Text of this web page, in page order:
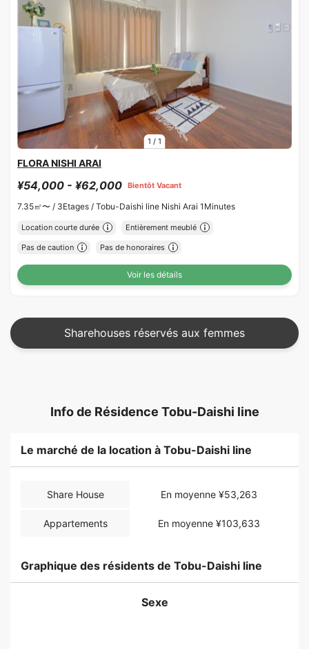
1 / 1
FLORA NISHI ARAI
¥54,000 - ¥62,000 Bientôt Vacant
7.35㎡〜 / 3Etages / Tobu-Daishi line Nishi Arai 1Minutes
Location courte durée Entièrement meublé
Pas de caution Pas de honoraires
Voir les détails
Sharehouses réservés aux femmes
Info de Résidence Tobu-Daishi line
Le marché de la location à Tobu-Daishi line
Share House En moyenne ¥53,263
Appartements En moyenne ¥103,633
Graphique des résidents de Tobu-Daishi line
Sexe